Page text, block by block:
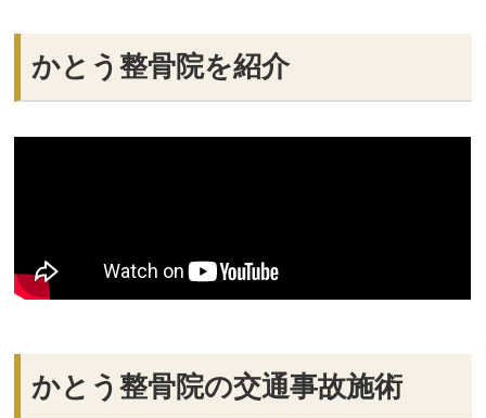
かとう整骨院を紹介
かとう整骨院の交通事故施術